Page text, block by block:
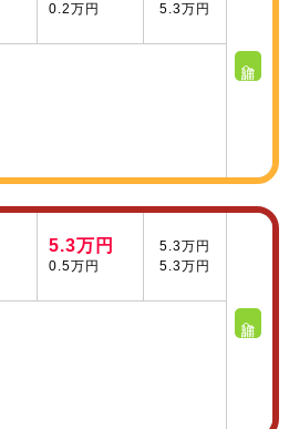
0.2万円
5.3万円
詳細へ
5.3万円
0.5万円
5.3万円
5.3万円
詳細へ